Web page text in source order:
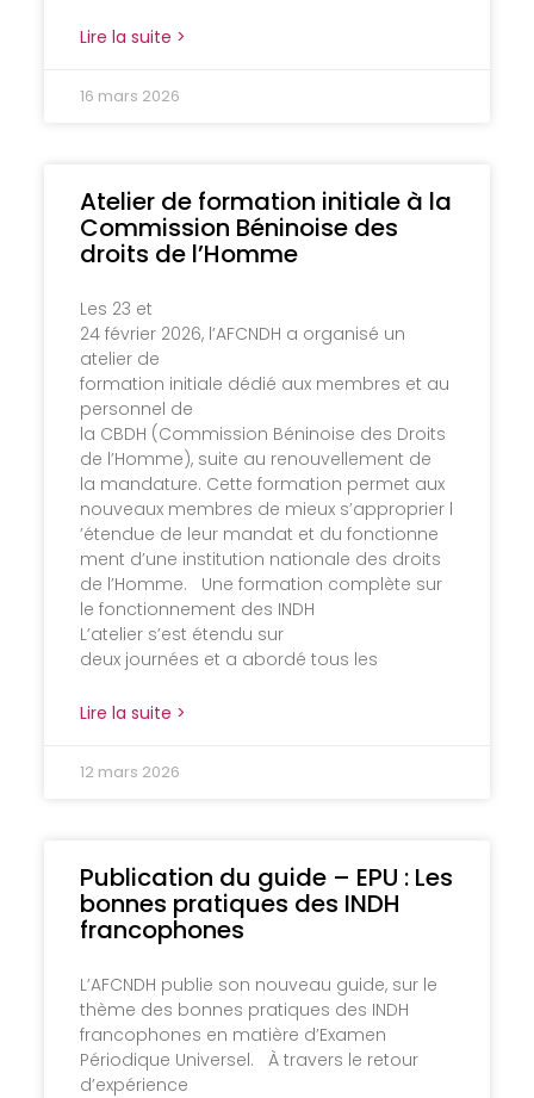
Lire la suite >
16 mars 2026
Atelier de formation initiale à la
Commission Béninoise des
droits de l’Homme
Les 23 et
24 février 2026, l’AFCNDH a organisé un
atelier de
formation initiale dédié aux membres et au
personnel de
la CBDH (Commission Béninoise des Droits
de l’Homme), suite au renouvellement de
la mandature. Cette formation permet aux
nouveaux membres de mieux s’approprier l
’étendue de leur mandat et du fonctionne
ment d’une institution nationale des droits
de l’Homme. Une formation complète sur
le fonctionnement des INDH
L’atelier s’est étendu sur
deux journées et a abordé tous les
Lire la suite >
12 mars 2026
Publication du guide – EPU : Les
bonnes pratiques des INDH
francophones
L’AFCNDH publie son nouveau guide, sur le
thème des bonnes pratiques des INDH
francophones en matière d’Examen
Périodique Universel. À travers le retour
d’expérience